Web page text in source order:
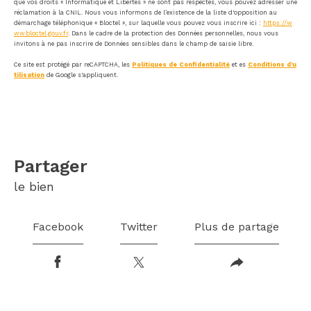
que vos droits « Informatique et Libertés » ne sont pas respectés, vous pouvez adresser une
réclamation à la CNIL. Nous vous informons de l’existence de la liste d'opposition au
démarchage téléphonique « Bloctel », sur laquelle vous pouvez vous inscrire ici : https://w
ww.bloctel.gouv.fr. Dans le cadre de la protection des Données personnelles, nous vous
invitons à ne pas inscrire de Données sensibles dans le champ de saisie libre.
Ce site est protégé par reCAPTCHA, les Politiques de Confidentialité et es Conditions d'u
tilisation de Google s'appliquent.
partager
le bien
Facebook Twitter Plus de partage